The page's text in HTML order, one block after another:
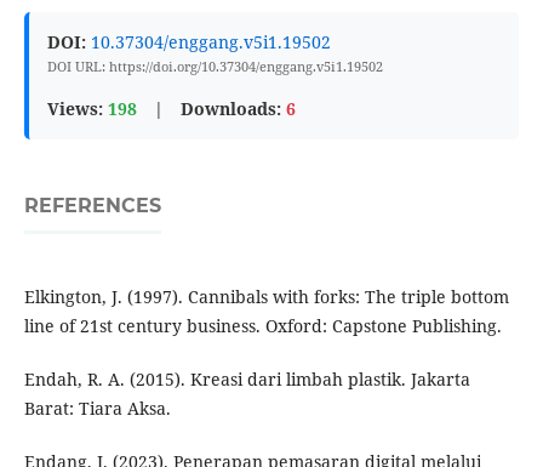
DOI: 10.37304/enggang.v5i1.19502
DOI URL: https://doi.org/10.37304/enggang.v5i1.19502
Views: 198 | Downloads: 6
REFERENCES
Elkington, J. (1997). Cannibals with forks: The triple bottom
line of 21st century business. Oxford: Capstone Publishing.
Endah, R. A. (2015). Kreasi dari limbah plastik. Jakarta
Barat: Tiara Aksa.
Endang, I. (2023). Penerapan pemasaran digital melalui